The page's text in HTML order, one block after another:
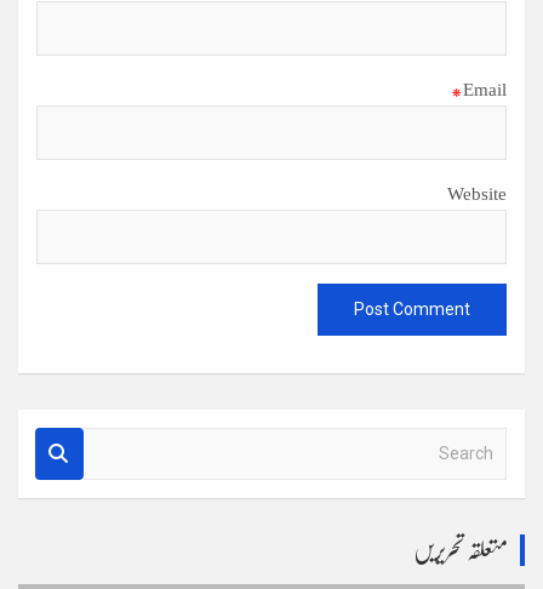
Email
*
Website
a
متعلقہ تحریریں